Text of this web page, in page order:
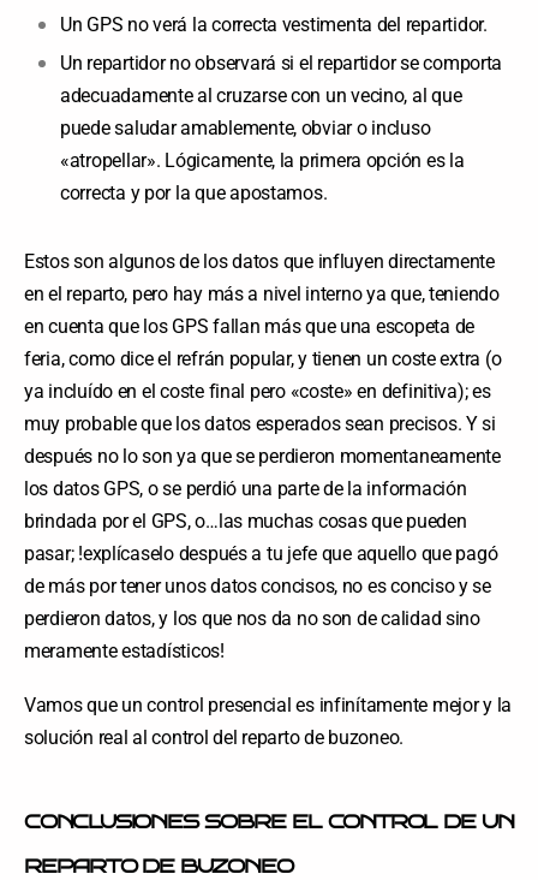
Un GPS no verá la correcta vestimenta del repartidor.
Un repartidor no observará si el repartidor se comporta
adecuadamente al cruzarse con un vecino, al que
puede saludar amablemente, obviar o incluso
«atropellar». Lógicamente, la primera opción es la
correcta y por la que apostamos.
Estos son algunos de los datos que influyen directamente
en el reparto, pero hay más a nivel interno ya que, teniendo
en cuenta que los GPS fallan más que una escopeta de
feria, como dice el refrán popular, y tienen un coste extra (o
ya incluído en el coste final pero «coste» en definitiva); es
muy probable que los datos esperados sean precisos. Y si
después no lo son ya que se perdieron momentaneamente
los datos GPS, o se perdió una parte de la información
brindada por el GPS, o…las muchas cosas que pueden
pasar; !explícaselo después a tu jefe que aquello que pagó
de más por tener unos datos concisos, no es conciso y se
perdieron datos, y los que nos da no son de calidad sino
meramente estadísticos!
Vamos que un control presencial es infinítamente mejor y la
solución real al control del reparto de buzoneo.
CONCLUSIONES SOBRE EL CONTROL DE UN
REPARTO DE BUZONEO